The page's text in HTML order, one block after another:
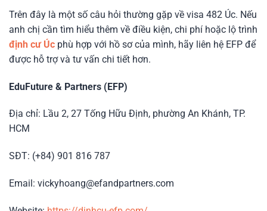
Trên đây là một số câu hỏi thường gặp về visa 482 Úc. Nếu
anh chị cần tìm hiểu thêm về điều kiện, chi phí hoặc lộ trình
định cư Úc phù hợp với hồ sơ của mình, hãy liên hệ EFP để
được hỗ trợ và tư vấn chi tiết hơn.
EduFuture & Partners (EFP)
Địa chỉ: Lầu 2, 27 Tống Hữu Định, phường An Khánh, TP.
HCM
SĐT: (+84) 901 816 787
Email: vickyhoang@efandpartners.com